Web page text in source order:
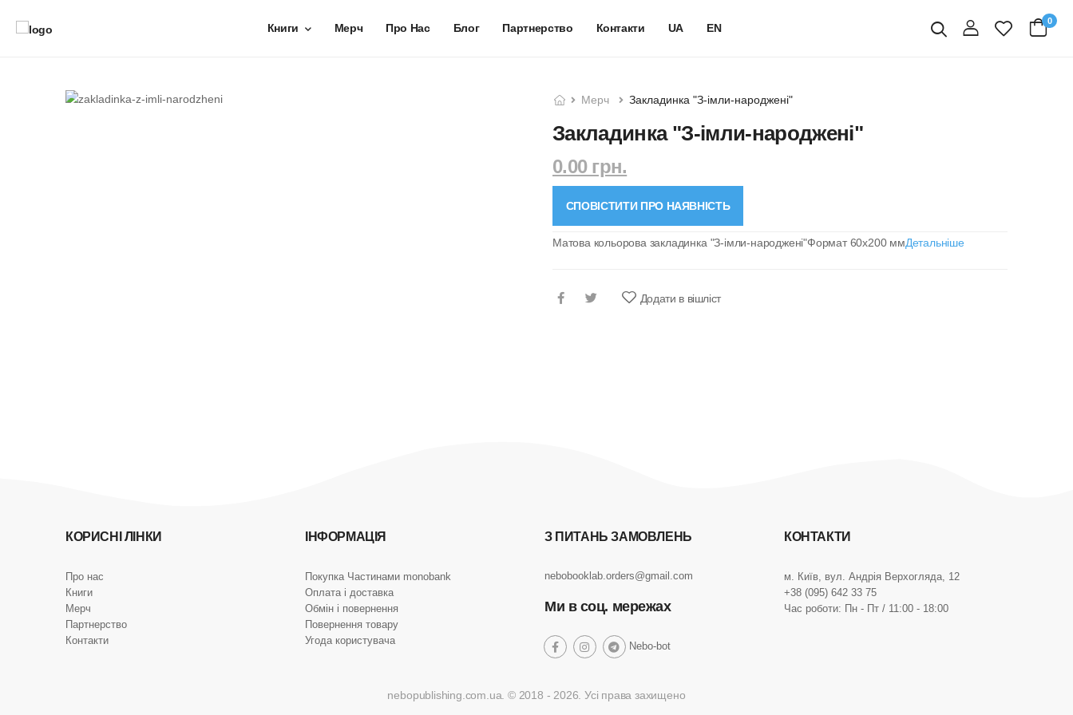
Книги Мерч Про Нас Блог Партнерство Контакти UA EN
Пошуквхід
0
Мерч Закладинка "З-імли-народжені"
Закладинка "З-імли-народжені"
0.00 грн.
СПОВІСТИТИ ПРО НАЯВНІСТЬ
Матова кольорова закладинка "З-імли-народжені"Формат 60х200 ммДетальніше
Додати в вішліст
КОРИСНІ ЛІНКИ
Про нас
Книги
Мерч
Партнерство
Контакти
ІНФОРМАЦІЯ
Покупка Частинами monobank
Оплата і доставка
Обмін і повернення
Повернення товару
Угода користувача
З ПИТАНЬ ЗАМОВЛЕНЬ
nebobooklab.orders@gmail.com
Ми в соц. мережах
social social socialNebo-botsocial
КОНТАКТИ
м. Київ, вул. Андрія Верхогляда, 12
+38 (095) 642 33 75
Час роботи: Пн - Пт / 11:00 - 18:00
nebopublishing.com.ua. © 2018 - 2026. Усі права захищено